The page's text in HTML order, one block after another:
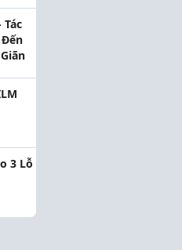
sức khoẻ và đời sống
viên
3 Lỗ